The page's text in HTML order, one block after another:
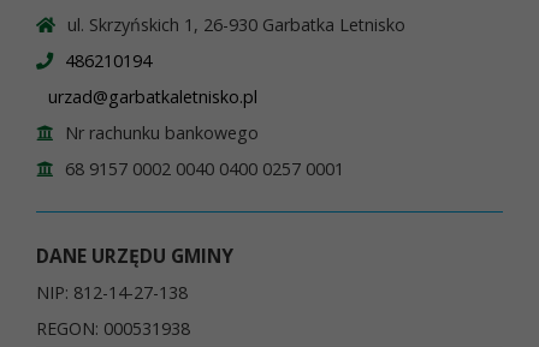
ul. Skrzyńskich 1, 26-930 Garbatka Letnisko
486210194
urzad@garbatkaletnisko.pl
Nr rachunku bankowego
68 9157 0002 0040 0400 0257 0001
DANE URZĘDU GMINY
NIP: 812-14-27-138
REGON: 000531938